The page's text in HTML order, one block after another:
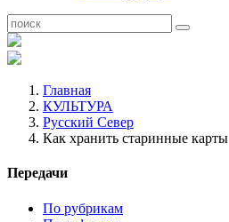
Главная
КУЛЬТУРА
Русский Север
Как хранить старинные карты
Передачи
По рубрикам